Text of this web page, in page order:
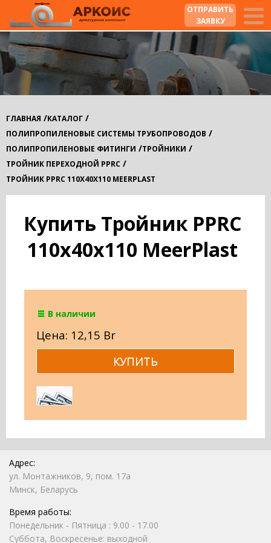
ОТПРАВИТЬ
ЗАЯВКУ
ГЛАВНАЯ /КАТАЛОГ /
ПОЛИПРОПИЛЕНОВЫЕ СИСТЕМЫ ТРУБОПРОВОДОВ /
ПОЛИПРОПИЛЕНОВЫЕ ФИТИНГИ /ТРОЙНИКИ /
ТРОЙНИК ПЕРЕХОДНОЙ PPRC /
ТРОЙНИК PPRС 110Х40Х110 MEERPLAST
Купить Тройник PPRС
110х40х110 MeerPlast
В наличии
Цена: 12,15 Br
Адрес:
ул. Монтажников, 9, пом. 17а
Минск, Беларусь
Время работы:
Понедельник - Пятница : 9.00 - 17.00
Суббота, Воскресенье: выходной